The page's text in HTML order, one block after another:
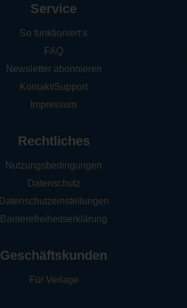
Service
So funktioniert‘s
FAQ
Newsletter abonnieren
Kontakt/Support
Impressum
Rechtliches
Nutzungsbedingungen
Datenschutz
Datenschutzeinstellungen
Barrierefreiheitserklärung
Geschäftskunden
Für Verlage